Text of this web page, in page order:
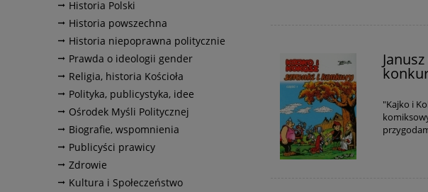
Historia Polski
Historia powszechna
Historia niepoprawna politycznie
Prawda o ideologii gender
Religia, historia Kościoła
Polityka, publicystyka, idee
Ośrodek Myśli Politycznej
Biografie, wspomnienia
Publicyści prawicy
Zdrowie
Kultura i Społeczeństwo
"Kajko i